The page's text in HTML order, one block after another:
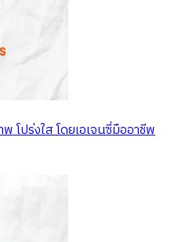
ปร่งใส โดยเอเจนซี่มืออาชีพ